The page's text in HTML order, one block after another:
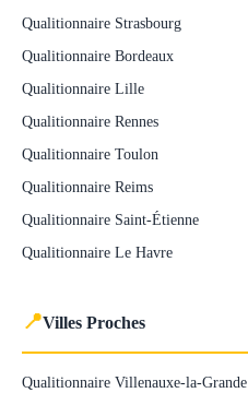
Qualitionnaire Strasbourg
Qualitionnaire Bordeaux
Qualitionnaire Lille
Qualitionnaire Rennes
Qualitionnaire Toulon
Qualitionnaire Reims
Qualitionnaire Saint-Étienne
Qualitionnaire Le Havre
📍Villes Proches
Qualitionnaire Villenauxe-la-Grande